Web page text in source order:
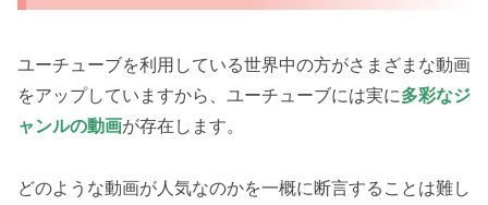
ユーチューブを利用している世界中の方がさまざまな動画
をアップしていますから、ユーチューブには実に多彩なジ
ャンルの動画が存在します。
どのような動画が人気なのかを一概に断言することは難し